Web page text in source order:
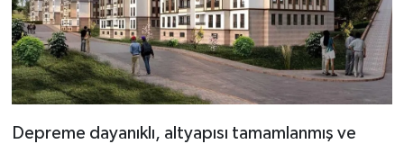
Depreme dayanıklı, altyapısı tamamlanmış ve